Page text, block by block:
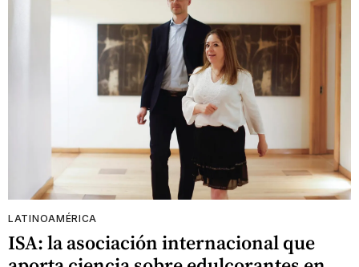
LATINOAMÉRICA
ISA: la asociación internacional que